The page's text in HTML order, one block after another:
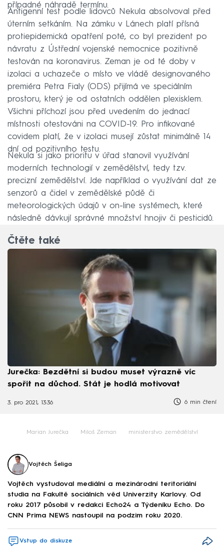
případné náhradě termínu.
Antigenní test podle lidovců Nekula absolvoval před
úterním setkáním. Na zámku v Lánech platí přísná
protiepidemická opatření poté, co byl prezident po
návratu z Ústřední vojenské nemocnice pozitivně
testován na koronavirus. Zeman je od té doby v
izolaci a uchazeče o místo ve vládě designovaného
premiéra Petra Fialy (ODS) přijímá ve speciálním
prostoru, který je od ostatních oddělen plexisklem.
Všichni příchozí jsou před uvedením do jednací
místnosti otestováni na COVID-19. Pro infikované
covidem platí, že v izolaci musejí zůstat minimálně 14
dní od pozitivního testu.
Nekula si jako prioritu v úřad stanovil využívání
moderních technologií v zemědělství, tedy tzv.
precizní zemědělství. Jde například o využívání dat ze
senzorů a čidel v zemědělské půdě či
meteorologických údajů v on-line systémech, které
následně dávkují správné množství hnojiv či pesticidů.
Čtěte také
Jurečka: Bezdětní si budou muset výrazně víc
spořit na důchod. Stát je hodlá motivovat
3. pro 2021, 13:36 6 min čtení
Marian Jurečka Miloš Zeman ministerstvo zemědělství
Vojtěch Šeliga
Vojtěch vystudoval mediální a mezinárodní teritoriální
studia na Fakultě sociálních věd Univerzity Karlovy. Od
roku 2017 působil v redakci Echo24 a Týdeníku Echo. Do
CNN Prima NEWS nastoupil na podzim roku 2020.
Vstup do diskuze